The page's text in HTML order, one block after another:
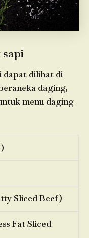
dapat dilihat di
daging,
menu daging
Sliced Beef)
Fat Sliced